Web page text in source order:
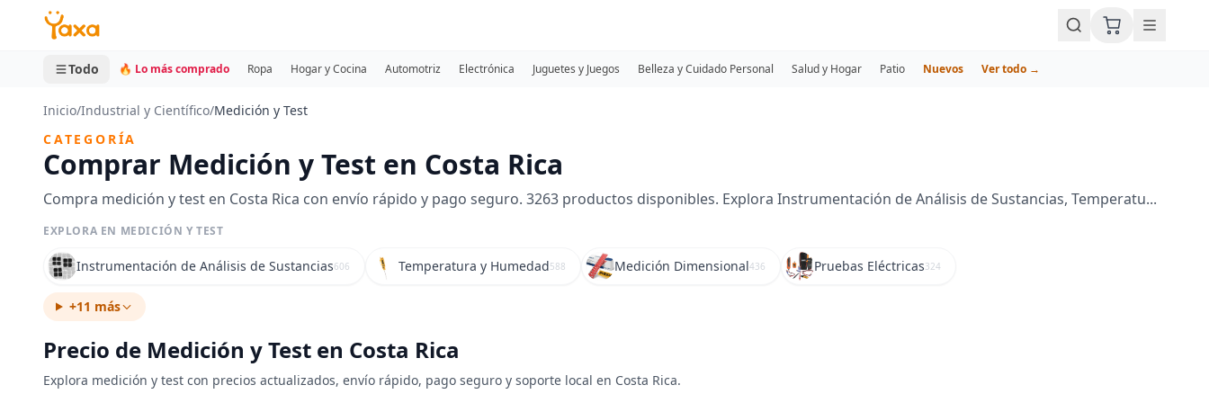
MINI CARRITO
0 productos
Todo 🔥 Lo más comprado Ropa Hogar y Cocina Automotriz Electrónica Juguetes y Juegos Belleza y Cuidado Personal Salud y Hogar Patio Nuevos Ver todo →
Inicio/Industrial y Científico/Medición y Test
CATEGORÍA
Comprar Medición y Test en Costa Rica
Compra medición y test en Costa Rica con envío rápido y pago seguro. 3263 productos disponibles. Explora Instrumentación de Análisis de Sustancias, Temperatu...
EXPLORA EN MEDICIÓN Y TEST
Instrumentación de Análisis de Sustancias606 Temperatura y Humedad588 Medición Dimensional436 Pruebas Eléctricas324
+11 más
Precio de Medición y Test en Costa Rica
Explora medición y test con precios actualizados, envío rápido, pago seguro y soporte local en Costa Rica.